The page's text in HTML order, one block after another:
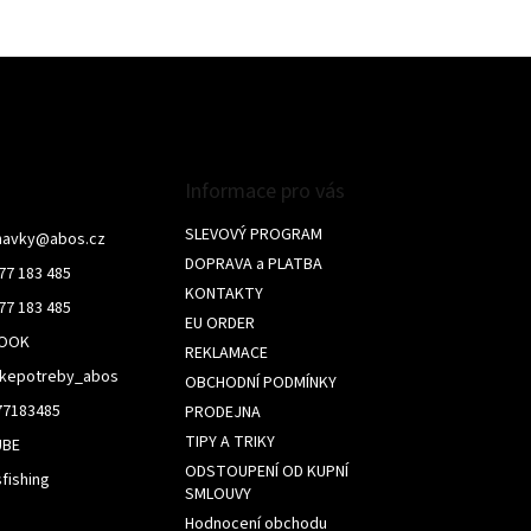
v
@abos.cz
183 485
183 485
Informace pro vás
SLEVOVÝ PROGRAM
DOPRAVA a PLATBA
KONTAKTY
EU ORDER
REKLAMACE
OBCHODNÍ PODMÍNKY
PRODEJNA
TIPY A TRIKY
ODSTOUPENÍ OD KUPNÍ
SMLOUVY
Hodnocení obchodu